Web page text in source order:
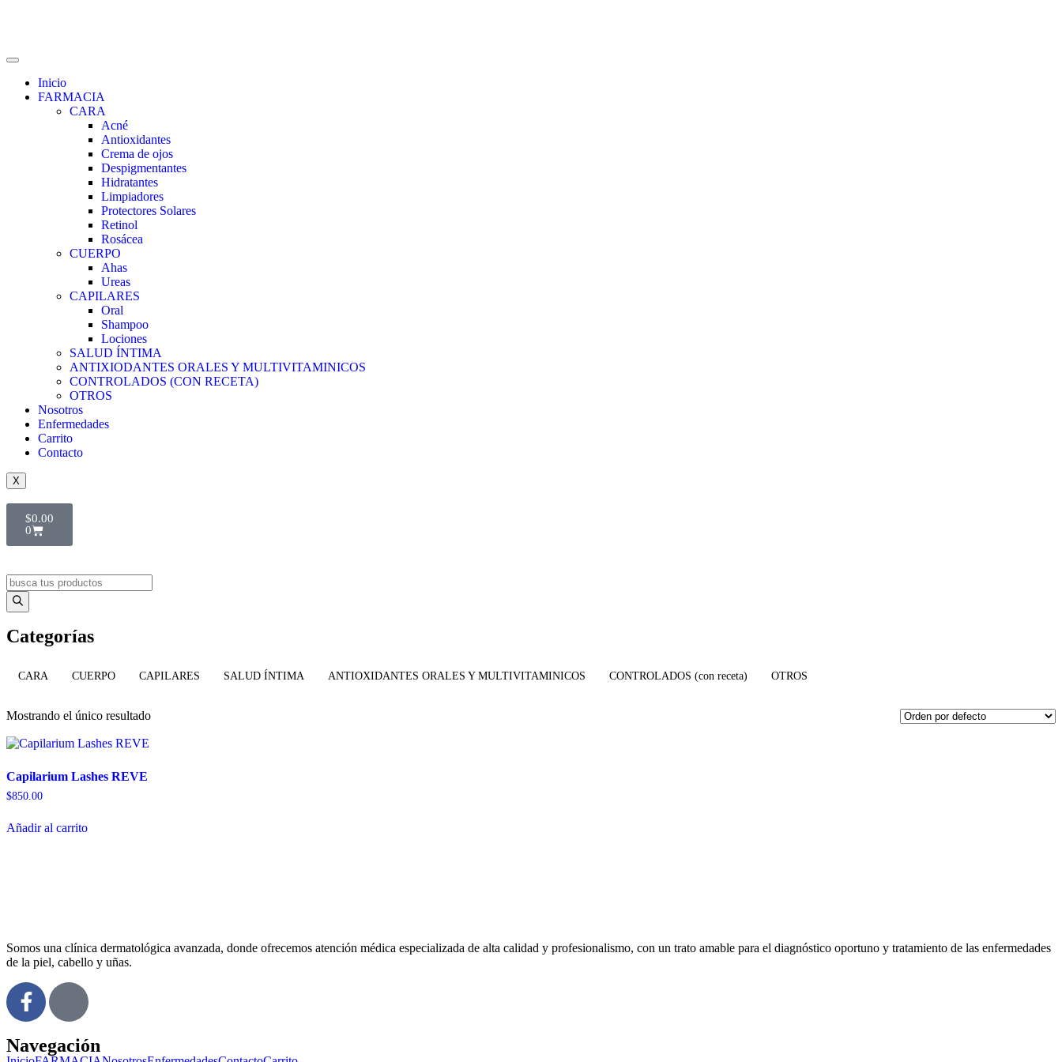
Inicio
FARMACIA
CARA
Acné
Antioxidantes
Crema de ojos
Despigmentantes
Hidratantes
Limpiadores
Protectores Solares
Retinol
Rosácea
CUERPO
Ahas
Ureas
CAPILARES
Oral
Shampoo
Lociones
SALUD ÍNTIMA
ANTIXIODANTES ORALES Y MULTIVITAMINICOS
CONTROLADOS (CON RECETA)
OTROS
Nosotros
Enfermedades
Carrito
Contacto
X
$0.00
0
Categorías
CARA CUERPO CAPILARES SALUD ÍNTIMA ANTIOXIDANTES ORALES Y MULTIVITAMINICOS CONTROLADOS (con receta) OTROS
Mostrando el único resultado
Capilarium Lashes REVE
$850.00
Añadir al carrito
Somos una clínica dermatológica avanzada, donde ofrecemos atención médica especializada de alta calidad y profesionalismo, con un trato amable para el diagnóstico oportuno y tratamiento de las enfermedades
de la piel, cabello y uñas.
Navegación